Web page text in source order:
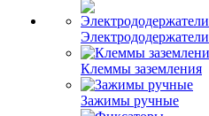
Электрододержатели
Клеммы заземления
Зажимы ручные